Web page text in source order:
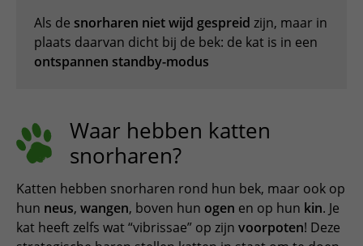
Als de snorharen niet wijd gespreid zijn, maar in
plaats daarvan dicht bij de bek: de kat is in een
ontspannen standby-modus
Waar hebben katten
snorharen?
Katten hebben snorharen rond hun bek, maar ook op
hun neus, wangen, boven hun ogen en op hun kin. Je
kat heeft zelfs wat “vibrissae” op zijn voorpoten! Deze